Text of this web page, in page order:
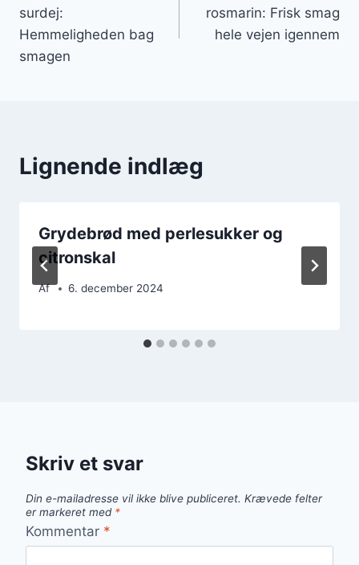
surdej:
Hemmeligheden bag
smagen
rosmarin: Frisk smag
hele vejen igennem
Lignende indlæg
Grydebrød med perlesukker og
citronskal
Af 6. december 2024
Skriv et svar
Din e-mailadresse vil ikke blive publiceret. Krævede felter
er markeret med *
Kommentar *